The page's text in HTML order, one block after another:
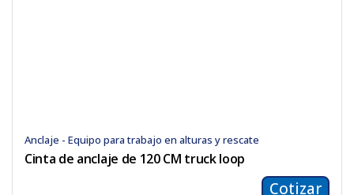
Anclaje - Equipo para trabajo en alturas y rescate
Cinta de anclaje de 120 CM truck loop
Cotizar